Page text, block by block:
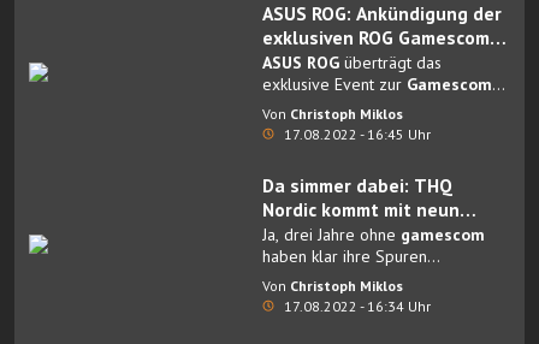
“Gameplay Overview”-Trailer.
ASUS ROG: Ankündigung der
exklusiven ROG Gamescom
Livestreams
ASUS ROG überträgt das
exklusive Event zur Gamescom
per Livestream für alle Fans und
Interessierte.
Von Christoph Miklos
17.08.2022 - 16:45 Uhr
Da simmer dabei: THQ
Nordic kommt mit neun
Games zur gamescom
Ja, drei Jahre ohne gamescom
haben klar ihre Spuren
hinterlassen, doch
2022 endlich zurück auf der
Von Christoph Miklos
17.08.2022 - 16:34 Uhr